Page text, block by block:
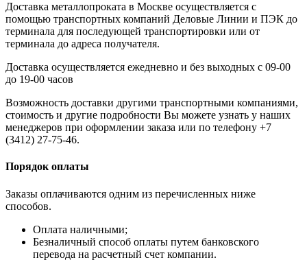
Доставка металлопроката в Москве осуществляется с
помощью транспортных компаний Деловые Линии и ПЭК до
терминала для последующей транспортировки или от
терминала до адреса получателя.
Доставка осуществляется ежедневно и без выходных с 09-00
до 19-00 часов
Возможность доставки другими транспортными компаниями,
стоимость и другие подробности Вы можете узнать у наших
менеджеров при оформлении заказа или по телефону +7
(3412) 27-75-46.
Порядок оплаты
Заказы оплачиваются одним из перечисленных ниже
способов.
Оплата наличными;
Безналичный способ оплаты путем банковского
перевода на расчетный счет компании.